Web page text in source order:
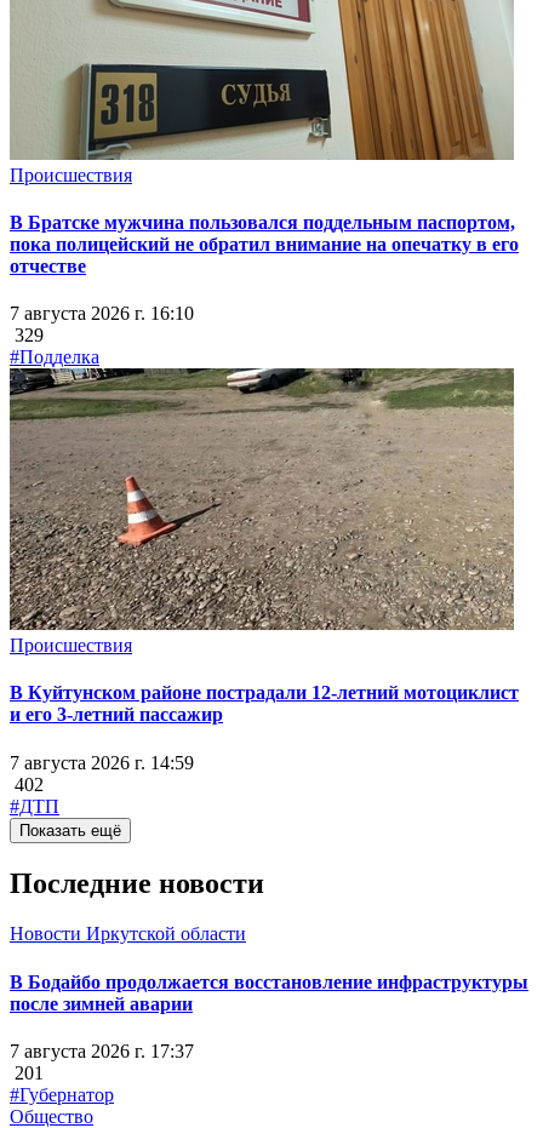
Происшествия
В Братске мужчина пользовался поддельным паспортом,
пока полицейский не обратил внимание на опечатку в его
отчестве
7 августа 2026 г. 16:10
329
#Подделка
Происшествия
В Куйтунском районе пострадали 12-летний мотоциклист
и его 3-летний пассажир
7 августа 2026 г. 14:59
402
#ДТП
Показать ещё
Последние новости
Новости Иркутской области
В Бодайбо продолжается восстановление инфраструктуры
после зимней аварии
7 августа 2026 г. 17:37
201
#Губернатор
Общество